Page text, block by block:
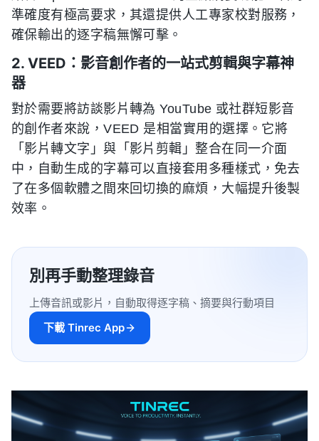
準確度有極高要求，其還提供人工專家校對服務，
確保輸出的逐字稿無懈可擊。
2. VEED：影音創作者的一站式剪輯與字幕神
器
對於需要將訪談影片轉為 YouTube 或社群短影音
的創作者來說，VEED 是相當實用的選擇。它將
「影片轉文字」與「影片剪輯」整合在同一介面
中，自動生成的字幕可以直接套用多種樣式，免去
了在多個軟體之間來回切換的麻煩，大幅提升後製
效率。
別再手動整理錄音
上傳音訊或影片，自動取得逐字稿、摘要與行動項目
下載 Tinrec App